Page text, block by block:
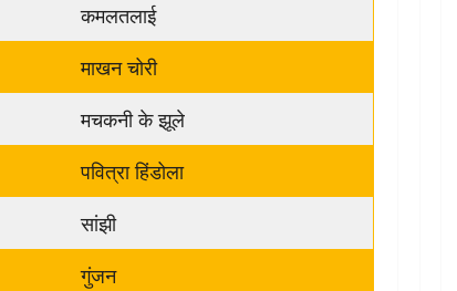
कमलतलाई
माखन चोरी
मचकनी के झूले
पवित्रा हिंडोला
सांझी
गुंजन